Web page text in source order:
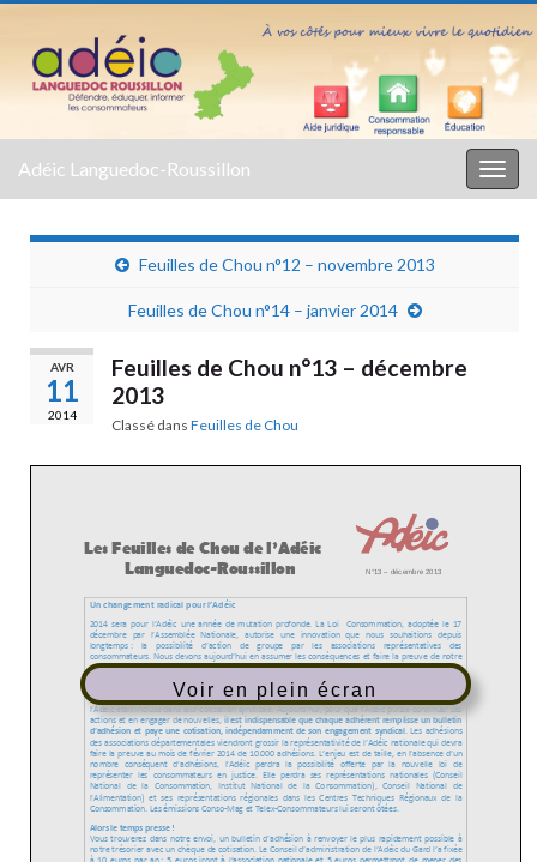
Adéic Languedoc-Roussillon
Feuilles de Chou n°12 – novembre 2013
Feuilles de Chou n°14 – janvier 2014
AVR
11
2014
Feuilles de Chou n°13 – décembre
2013
Classé dans Feuilles de Chou
Voir en plein écran